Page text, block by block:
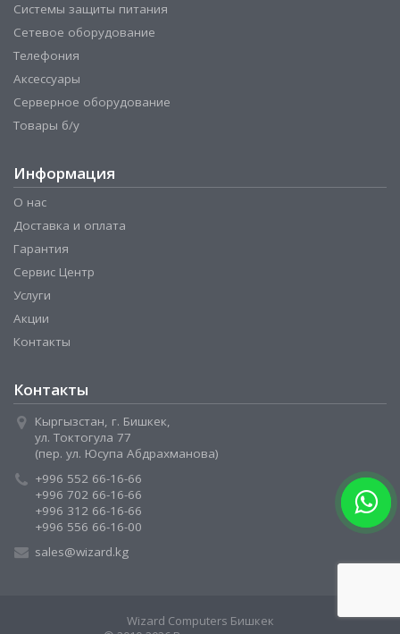
Системы защиты питания
Сетевое оборудование
Телефония
Аксессуары
Серверное оборудование
Товары б/у
Информация
О нас
Доставка и оплата
Гарантия
Сервис Центр
Услуги
Акции
Контакты
Контакты
Кыргызстан, г. Бишкек,
ул. Токтогула 77
(пер. ул. Юсупа Абдрахманова)
+996 552 66-16-66
+996 702 66-16-66
+996 312 66-16-66
+996 556 66-16-00
sales@wizard.kg
Wizard Computers Бишкек